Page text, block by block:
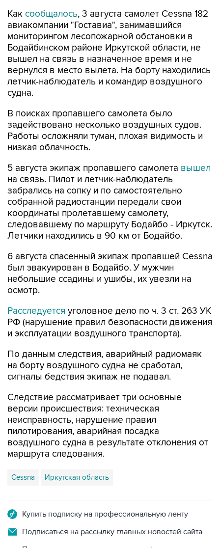
Как сообщалось, 3 августа самолет Cessna 182
авиакомпании "Гоставиа", занимавшийся
мониторингом лесопожарной обстановки в
Бодайбинском районе Иркутской области, не
вышел на связь в назначенное время и не
вернулся в место вылета. На борту находились
летчик-наблюдатель и командир воздушного
судна.
В поисках пропавшего самолета было
задействовано несколько воздушных судов.
Работы осложняли туман, плохая видимость и
низкая облачность.
5 августа экипаж пропавшего самолета вышел
на связь. Пилот и летчик-наблюдатель
забрались на сопку и по самостоятельно
собранной радиостанции передали свои
координаты пролетавшему самолету,
следовавшему по маршруту Бодайбо - Иркутск.
Летчики находились в 90 км от Бодайбо.
6 августа спасенный экипаж пропавшей Cessna
был эвакуирован в Бодайбо. У мужчин
небольшие ссадины и ушибы, их увезли на
осмотр.
Расследуется уголовное дело по ч. 3 ст. 263 УК
РФ (нарушение правил безопасности движения
и эксплуатации воздушного транспорта).
По данным следствия, аварийный радиомаяк
на борту воздушного судна не сработал,
сигналы бедствия экипаж не подавал.
Следствие рассматривает три основные
версии происшествия: техническая
неисправность, нарушение правил
пилотирования, аварийная посадка
воздушного судна в результате отклонения от
маршрута следования.
Cessna Иркутская область
Купить подписку на профессиональную ленту
Подписаться на рассылку главных новостей сайта